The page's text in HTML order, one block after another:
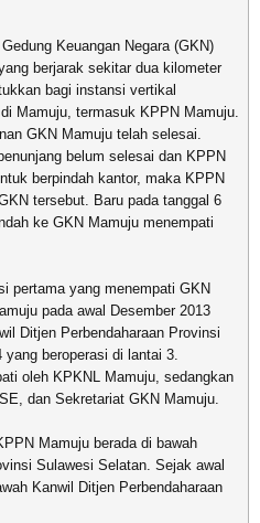
Keuangan Negara (GKN)
berjarak sekitar dua kilometer
bagi instansi vertikal
Mamuju, termasuk KPPN Mamuju.
GKN Mamuju telah selesai.
belum selesai dan KPPN
berpindah kantor, maka KPPN
tersebut. Baru pada tanggal 6
ke GKN Mamuju menempati
pertama yang menempati GKN
pada awal Desember 2013
Ditjen Perbendaharaan Provinsi
beroperasi di lantai 3.
oleh KPKNL Mamuju, sedangkan
dan Sekretariat GKN Mamuju.
Mamuju berada di bawah
Sulawesi Selatan. Sejak awal
Kanwil Ditjen Perbendaharaan